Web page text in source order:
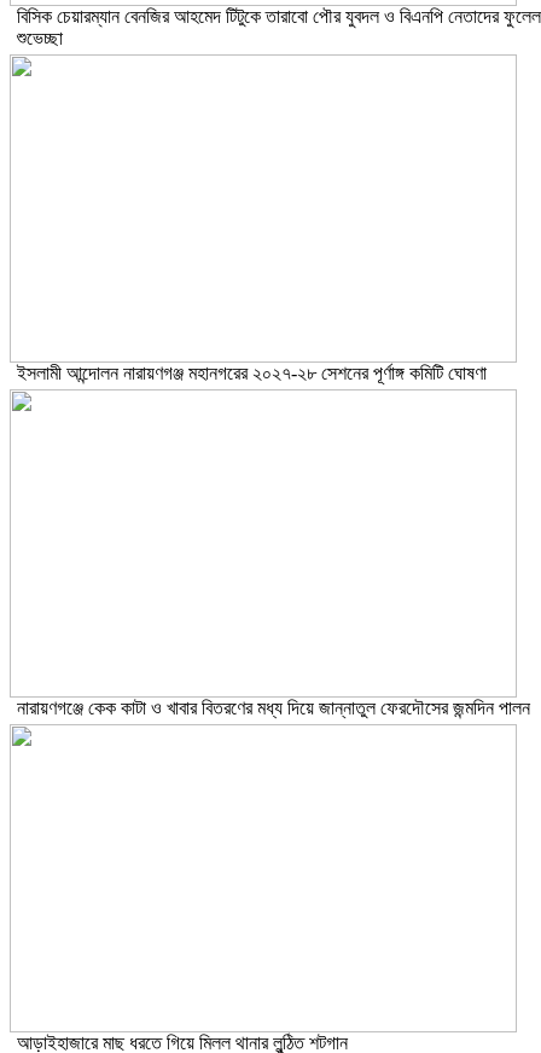
বিসিক চেয়ারম্যান বেনজির আহমেদ টিটুকে তারাবো পৌর যুবদল ও বিএনপি নেতাদের ফুলেল
শুভেচ্ছা
ইসলামী আন্দোলন নারায়ণগঞ্জ মহানগরের ২০২৭-২৮ সেশনের পূর্ণাঙ্গ কমিটি ঘোষণা
নারায়ণগঞ্জে কেক কাটা ও খাবার বিতরণের মধ্য দিয়ে জান্নাতুল ফেরদৌসের জন্মদিন পালন
আড়াইহাজারে মাছ ধরতে গিয়ে মিলল থানার লুন্ঠিত শটগান